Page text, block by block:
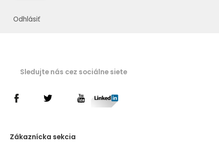
Odhlásiť
Sledujte nás cez sociálne siete
Zákaznícka sekcia